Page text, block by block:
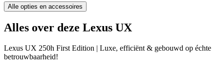
Alle opties en accessoires
Alles over deze Lexus UX
Lexus UX 250h First Edition | Luxe, efficiënt & gebouwd op échte
betrouwbaarheid!